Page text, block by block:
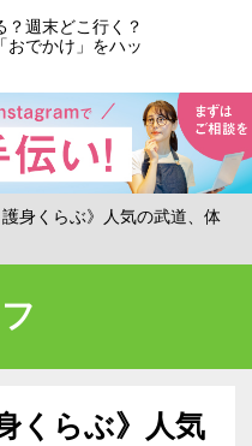
？週末どこ行く？
おでかけ」をハッ
護身くらぶ》人気の武道、体
くらぶ》人気